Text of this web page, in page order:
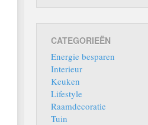
CATEGORIEËN
Energie besparen
Interieur
Keuken
Lifestyle
Raamdecoratie
Tuin